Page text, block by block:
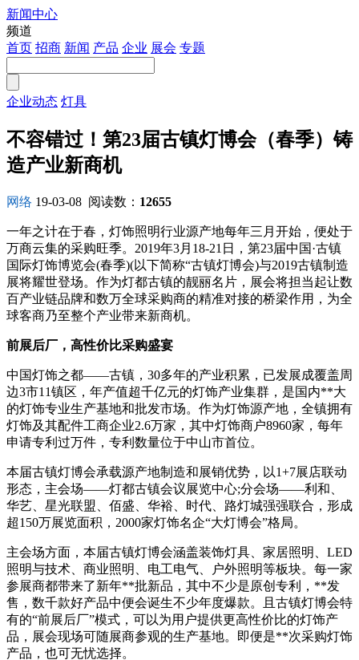
新闻中心
频道
首页 招商 新闻 产品 企业 展会 专题
企业动态 灯具
不容错过！第23届古镇灯博会（春季）铸
造产业新商机
网络 19-03-08 阅读数： 12655
一年之计在于春，灯饰照明行业源产地每年三月开始，便处于
万商云集的采购旺季。2019年3月18-21日，第23届中国·古镇
国际灯饰博览会(春季)(以下简称“古镇灯博会)与2019古镇制造
展将耀世登场。作为灯都古镇的靓丽名片，展会将担当起让数
百产业链品牌和数万全球采购商的精准对接的桥梁作用，为全
球客商乃至整个产业带来新商机。
前展后厂，高性价比采购盛宴
中国灯饰之都——古镇，30多年的产业积累，已发展成覆盖周
边3市11镇区，年产值超千亿元的灯饰产业集群，是国内**大
的灯饰专业生产基地和批发市场。作为灯饰源产地，全镇拥有
灯饰及其配件工商企业2.6万家，其中灯饰商户8960家，每年
申请专利过万件，专利数量位于中山市首位。
本届古镇灯博会承载源产地制造和展销优势，以1+7展店联动
形态，主会场——灯都古镇会议展览中心;分会场——利和、
华艺、星光联盟、佰盛、华裕、时代、路灯城强强联合，形成
超150万展览面积，2000家灯饰名企“大灯博会”格局。
主会场方面，本届古镇灯博会涵盖装饰灯具、家居照明、LED
照明与技术、商业照明、电工电气、户外照明等板块。每一家
参展商都带来了新年**批新品，其中不少是原创专利，**发
售，数千款好产品中便会诞生不少年度爆款。且古镇灯博会特
有的“前展后厂”模式，可以为用户提供更高性价比的灯饰产
品，展会现场可随展商参观的生产基地。即便是**次采购灯饰
产品，也可无忧选择。